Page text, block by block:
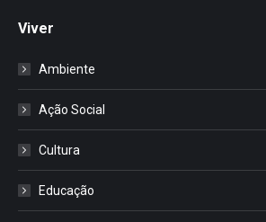
Viver
Ambiente
Ação Social
Cultura
Educação